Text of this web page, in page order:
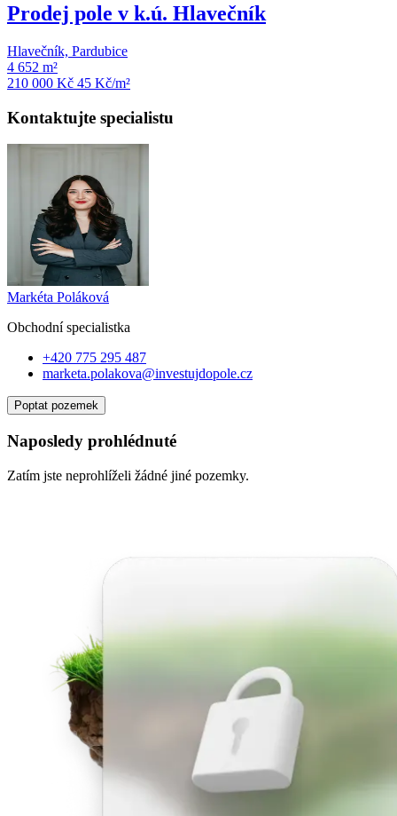
Prodej pole v k.ú. Hlavečník
Hlavečník, Pardubice
4 652 m²
210 000 Kč 45 Kč/m²
Kontaktujte specialistu
Markéta Poláková
Obchodní specialistka
+420 775 295 487
marketa.polakova@investujdopole.cz
Poptat pozemek
Naposledy prohlédnuté
Zatím jste neprohlíželi žádné jiné pozemky.